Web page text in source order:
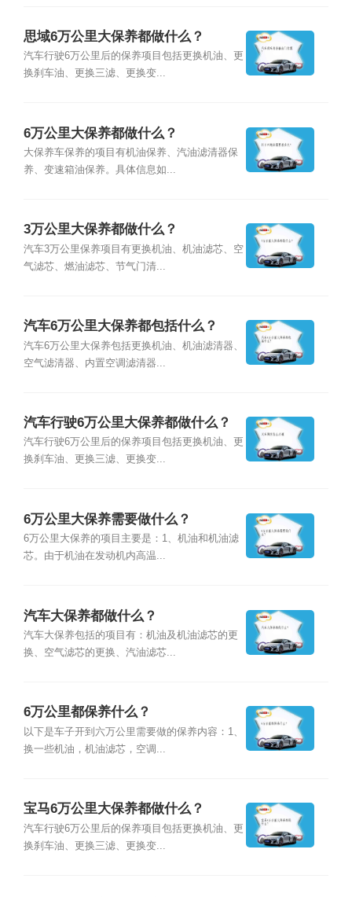
思域6万公里大保养都做什么？
汽车行驶6万公里后的保养项目包括更换机油、更
换刹车油、更换三滤、更换变...
6万公里大保养都做什么？
大保养车保养的项目有机油保养、汽油滤清器保
养、变速箱油保养。具体信息如...
3万公里大保养都做什么？
汽车3万公里保养项目有更换机油、机油滤芯、空
气滤芯、燃油滤芯、节气门清...
汽车6万公里大保养都包括什么？
汽车6万公里大保养包括更换机油、机油滤清器、
空气滤清器、内置空调滤清器...
汽车行驶6万公里大保养都做什么？
汽车行驶6万公里后的保养项目包括更换机油、更
换刹车油、更换三滤、更换变...
6万公里大保养需要做什么？
6万公里大保养的项目主要是：1、机油和机油滤
芯。由于机油在发动机内高温...
汽车大保养都做什么？
汽车大保养包括的项目有：机油及机油滤芯的更
换、空气滤芯的更换、汽油滤芯...
6万公里都保养什么？
以下是车子开到六万公里需要做的保养内容：1、
换一些机油，机油滤芯，空调...
宝马6万公里大保养都做什么？
汽车行驶6万公里后的保养项目包括更换机油、更
换刹车油、更换三滤、更换变...